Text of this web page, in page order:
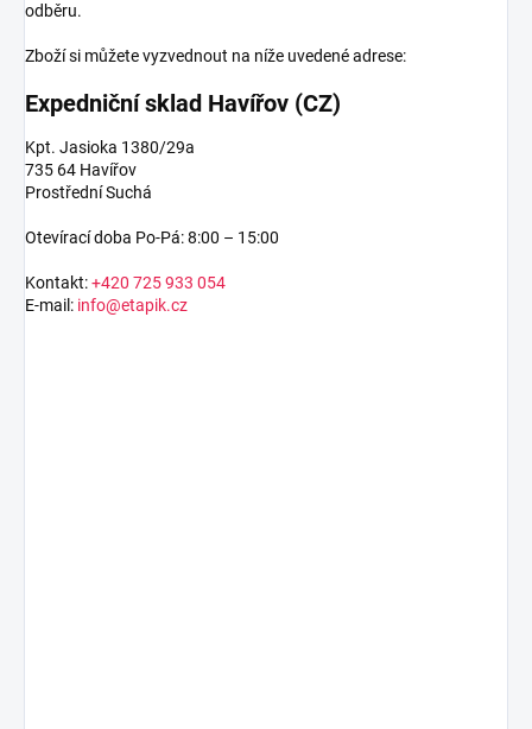
odběru.
Zboží si můžete vyzvednout na níže uvedené adrese:
Expedniční sklad Havířov (CZ)
Kpt. Jasioka 1380/29a
735 64 Havířov
Prostřední Suchá
Otevírací doba Po-Pá: 8:00 – 15:00
Kontakt:+420 725 933 054
E-mail: info@etapik.cz